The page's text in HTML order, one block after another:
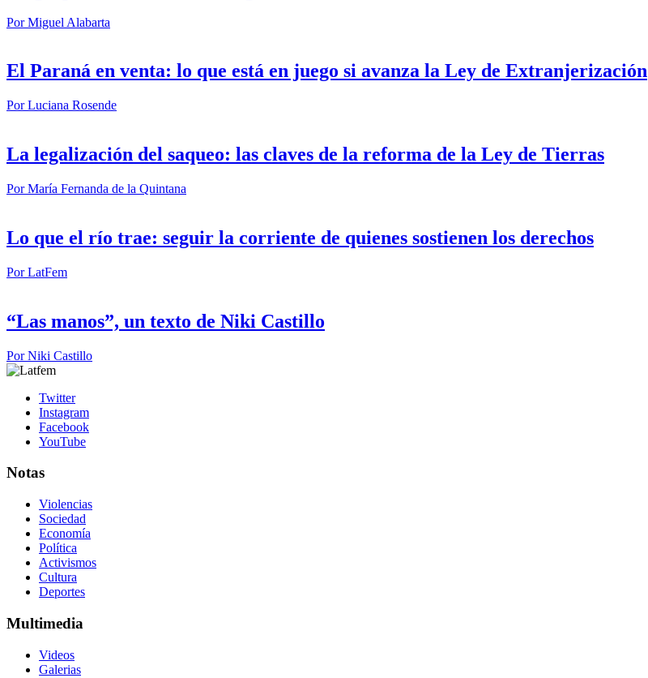
PorMiguel Alabarta
El Paraná en venta: lo que está en juego si avanza la Ley de Extranjerización
PorLuciana Rosende
La legalización del saqueo: las claves de la reforma de la Ley de Tierras
PorMaría Fernanda de la Quintana
Lo que el río trae: seguir la corriente de quienes sostienen los derechos
PorLatFem
“Las manos”, un texto de Niki Castillo
PorNiki Castillo
Twitter
Instagram
Facebook
YouTube
Notas
Violencias
Sociedad
Economía
Política
Activismos
Cultura
Deportes
Multimedia
Videos
Galerias